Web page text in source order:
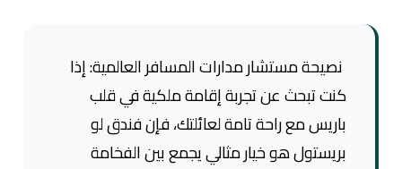
نصيحة مستشار مدارات المسافر العالمية: إذا
كنت تبحث عن تجربة إقامة ملكية في قلب
باريس مع راحة تامة لعائلتك، فإن فندق لو
بريستول هو خيار مثالي يجمع بين الفخامة